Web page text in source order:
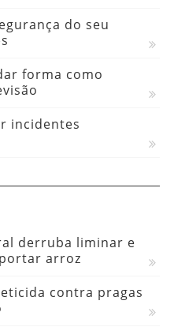
do seu
forma como
incidentes
derruba liminar e
arroz
contra pragas